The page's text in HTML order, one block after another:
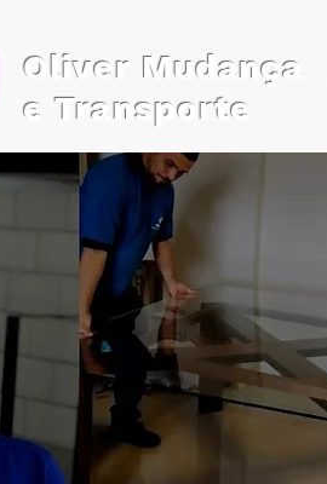
Oliver Mudança
e Transporte
Sua